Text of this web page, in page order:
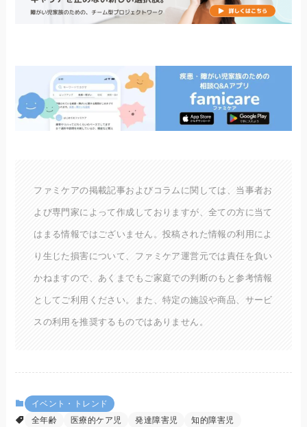
ファミケアの掲載記事およびコラムに関しては、当事者お
よび専門家によって作成しておりますが、全ての方に当て
はまる情報ではございません。投稿された情報の利用によ
り生じた損害について、ファミケア運営元では責任を負い
かねますので、あくまでもご家庭での判断のもと参考情報
としてご利用ください。また、特定の施設や商品、サービ
スの利用を推奨するものではありません。
イベント・トレンド
全年齢
医療的ケア児 発達障害児
知的障害児